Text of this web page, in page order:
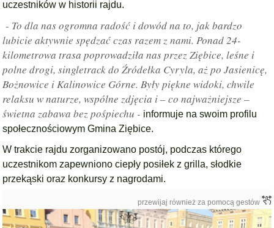
uczestników w historii rajdu.
- To dla nas ogromna radość i dowód na to, jak bardzo
lubicie aktywnie spędzać czas razem z nami. Ponad 24-
kilometrowa trasa poprowadziła nas przez Ziębice, leśne i
polne drogi, singletrack do Źródełka Cyryla, aż po Jasienicę,
Bożnowice i Kalinowice Górne. Były piękne widoki, chwile
relaksu w naturze, wspólne zdjęcia i – co najważniejsze –
świetna zabawa bez pośpiechu - informuje na swoim profilu
społecznościowym Gmina Ziębice.
W trakcie rajdu zorganizowano postój, podczas którego
uczestnikom zapewniono ciepły posiłek z grilla, słodkie
przekąski oraz konkursy z nagrodami.
przewijaj również za pomocą gestów